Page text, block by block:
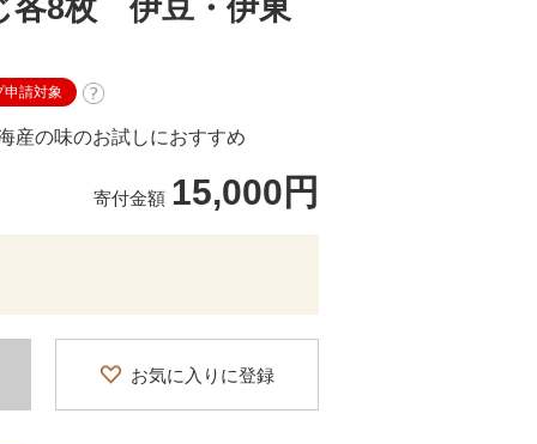
各8枚 伊豆・伊東
申請対象
産の味のお試しにおすすめ
寄付金額 15,000円
お気に入りに登録